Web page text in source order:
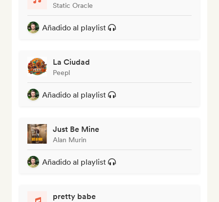
Static Oracle
Añadido al playlist
La Ciudad
Peepl
Añadido al playlist
Just Be Mine
Alan Murin
Añadido al playlist
pretty babe